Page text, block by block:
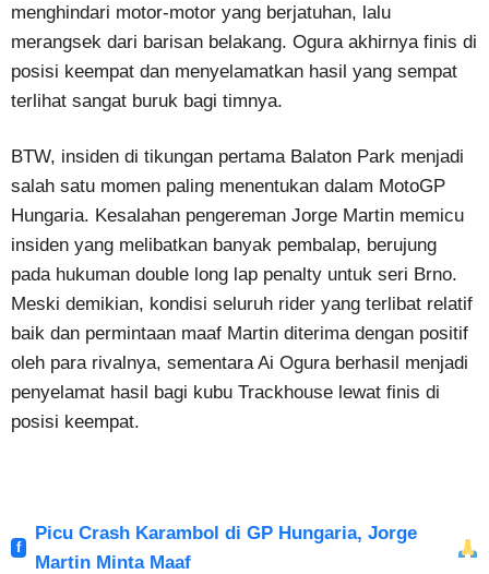
menghindari motor-motor yang berjatuhan, lalu
merangsek dari barisan belakang. Ogura akhirnya finis di
posisi keempat dan menyelamatkan hasil yang sempat
terlihat sangat buruk bagi timnya.
BTW, insiden di tikungan pertama Balaton Park menjadi
salah satu momen paling menentukan dalam MotoGP
Hungaria. Kesalahan pengereman Jorge Martin memicu
insiden yang melibatkan banyak pembalap, berujung
pada hukuman double long lap penalty untuk seri Brno.
Meski demikian, kondisi seluruh rider yang terlibat relatif
baik dan permintaan maaf Martin diterima dengan positif
oleh para rivalnya, sementara Ai Ogura berhasil menjadi
penyelamat hasil bagi kubu Trackhouse lewat finis di
posisi keempat.
Picu Crash Karambol di GP Hungaria, Jorge
Martin Minta Maaf